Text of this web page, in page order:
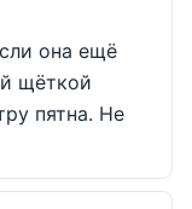
она ещё
щёткой
пятна. Не